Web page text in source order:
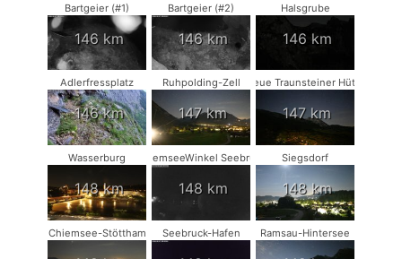
Bartgeier (#1)
146 km
Bartgeier (#2)
146 km
Halsgrube
146 km
Adlerfressplatz
146 km
Ruhpolding-Zell
147 km
Neue Traunsteiner Hütte
147 km
Wasserburg
148 km
ChiemseeWinkel Seebruck
148 km
Siegsdorf
148 km
Chiemsee-Stöttham Seebruck-Hafen Ramsau-Hintersee